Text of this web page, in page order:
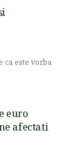
ca este vorba
euro
afectati